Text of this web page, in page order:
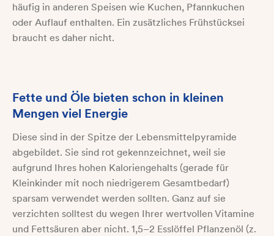
häufig in anderen Speisen wie Kuchen, Pfannkuchen
oder Auflauf enthalten. Ein zusätzliches Frühstücksei
braucht es daher nicht.
Fette und Öle bieten schon in kleinen
Mengen viel Energie
Diese sind in der Spitze der Lebensmittelpyramide
abgebildet. Sie sind rot gekennzeichnet, weil sie
aufgrund Ihres hohen Kaloriengehalts (gerade für
Kleinkinder mit noch niedrigerem Gesamtbedarf)
sparsam verwendet werden sollten. Ganz auf sie
verzichten solltest du wegen Ihrer wertvollen Vitamine
und Fettsäuren aber nicht. 1,5–2 Esslöffel Pflanzenöl (z.